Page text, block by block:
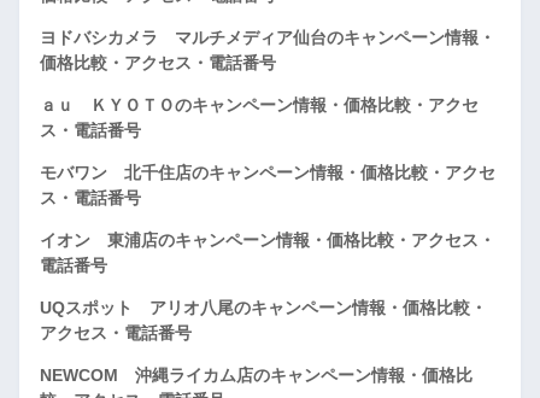
ヨドバシカメラ マルチメディア仙台のキャンペーン情報・
価格比較・アクセス・電話番号
ａｕ ＫＹＯＴＯのキャンペーン情報・価格比較・アクセ
ス・電話番号
モバワン 北千住店のキャンペーン情報・価格比較・アクセ
ス・電話番号
イオン 東浦店のキャンペーン情報・価格比較・アクセス・
電話番号
UQスポット アリオ八尾のキャンペーン情報・価格比較・
アクセス・電話番号
NEWCOM 沖縄ライカム店のキャンペーン情報・価格比